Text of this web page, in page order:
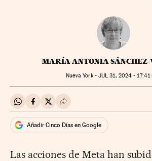
MARÍA ANTONIA SÁNCHEZ-
Nueva York - JUL 31, 2024 - 17:41
Compartir en Whatsapp
Compartir en Facebook
Compartir en Twitter
Desplegar Redes Sociales
Añadir Cinco Días en Google
Las acciones de Meta han